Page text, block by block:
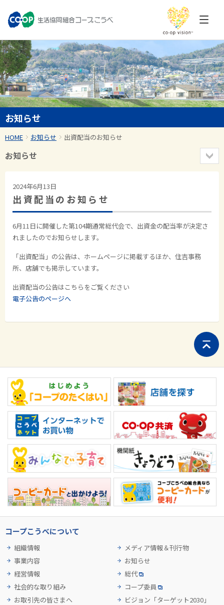
お知らせ
HOME お知らせ 出資配当のお知らせ
お知らせ
2024年6月13日
出資配当のお知らせ
6月11日に開催した第104期通常総代会で、出資金の配当率が決定さ
れましたのでお知らせします。
「出資配当」の公告は、ホームページに掲載するほか、住吉事務
所、店舗でも掲示しています。
出資配当の公告はこちらをご覧ください
電子公告のページへ
コープこうべについて
組織情報
事業内容
経営情報
社会的な取り組み
お取引先の皆さまへ
メディア情報＆刊行物
お知らせ
総代
コープ委員
ビジョン「ターゲット2030」